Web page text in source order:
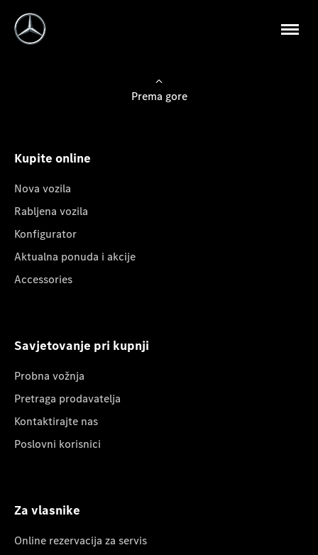
Prema gore
Kupite online
Nova vozila
Rabljena vozila
Konfigurator
Aktualna ponuda i akcije
Accessories
Savjetovanje pri kupnji
Probna vožnja
Pretraga prodavatelja
Kontaktirajte nas
Poslovni korisnici
Za vlasnike
Online rezervacija za servis